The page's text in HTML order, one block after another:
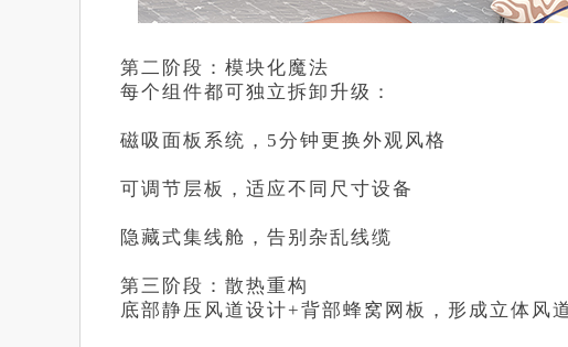
第二阶段：模块化魔法
每个组件都可独立拆卸升级：
磁吸面板系统，5分钟更换外观风格
可调节层板，适应不同尺寸设备
隐藏式集线舱，告别杂乱线缆
第三阶段：散热重构
底部静压风道设计+背部蜂窝网板，形成立体风